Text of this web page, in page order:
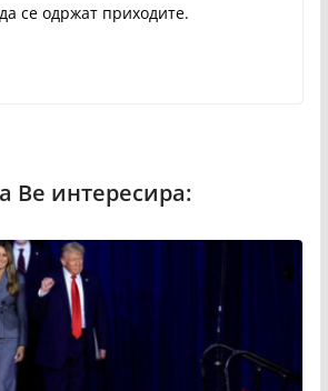
се одржат приходите.